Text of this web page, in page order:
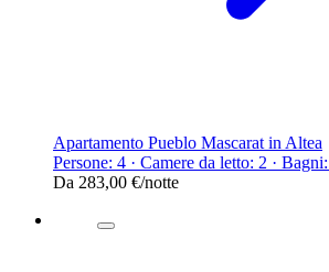
Apartamento Pueblo Mascarat in Altea
Persone: 4 · Camere da letto: 2 ·
Da 283,00 €/notte